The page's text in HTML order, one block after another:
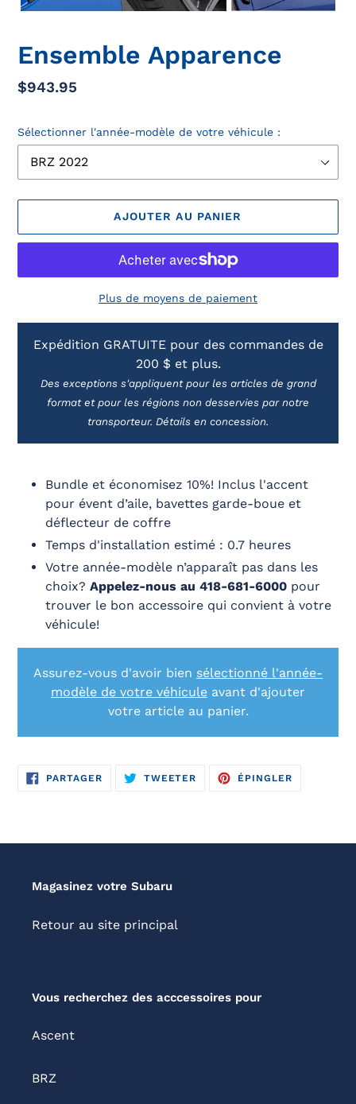
Ensemble Apparence
Prix
$943.95
Sélectionner l'année-modèle de votre véhicule :
AJOUTER AU PANIER
Plus de moyens de paiement
d'unExpédition GRATUITE pour des commandes de
200 $ et plus.
Des exceptions s'appliquent pour les articles de grand
format et pour les régions non desservies par notre
transporteur. Détails en concession.
Bundle et économisez 10%! Inclus l'accent
pour évent d’aile, bavettes garde-boue et
déflecteur de coffre
Temps d'installation estimé : 0.7 heures
Votre année-modèle n’apparaît pas dans les
choix? Appelez-nous au 418-681-6000 pour
trouver le bon accessoire qui convient à votre
véhicule!
Assurez-vous d'avoir bien sélectionné l'année-
modèle de votre véhicule avant d'ajouter
votre article au panier.
PARTAGERPARTAGERTWEETER TWEETERÉPINGLER
Magasinez votre Subaru
Retour au site principal
Vous recherchez des acccessoires pour
Ascent
BRZ